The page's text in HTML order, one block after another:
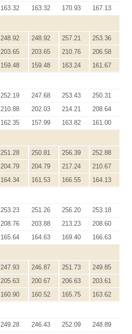
163.32 163.32 170.93 167.13
248.92 248.92 257.21
253.36
203.65 203.65 210.76
206.58
159.48 159.48 163.24 161.67
252.19 247.68 253.43
250.31
210.88 202.03 214.21
208.64
162.35 157.99 163.82 161.00
251.28 250.81 256.39
252.88
204.79 204.79 217.24
210.67
164.34 161.53 166.55 164.13
253.23 251.26 256.20
253.18
208.76 203.88 213.23
208.60
165.64 164.63 169.40 166.63
247.93 246.87 251.73
249.85
205.63 200.67 206.63
203.61
160.90 160.52 165.75 163.62
249.28 246.43 252.09
248.89